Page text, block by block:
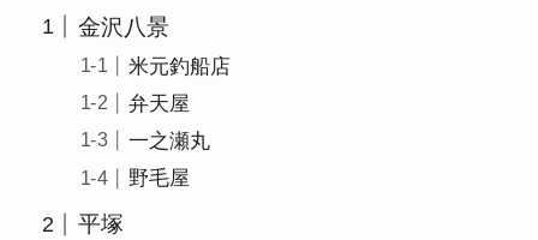
金沢八景
米元釣船店
弁天屋
一之瀬丸
野毛屋
平塚